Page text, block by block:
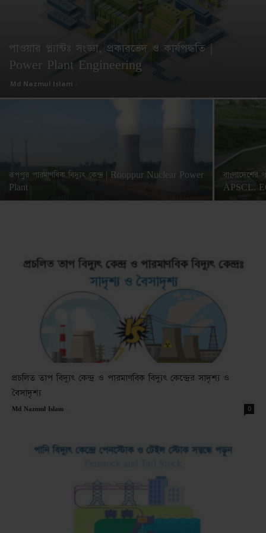
পাওয়ার প্ল্যান্টঃ সংজ্ঞা, প্রকারভেদ ও কার্যপদ্ধতি |
Power Plant Engineering
Md Nazmul Islam -
রূপপুর পারমাণবিক বিদ্যুৎ কেন্দ্র | Rooppur Nuclear Power
Plant
বাংলাদেশের
APSCL,
প্রচলিত তাপ বিদ্যুৎ কেন্দ্র ও পারমাণবিক বিদ্যুৎ কেন্দ্রের সাদৃশ্য ও
বৈসাদৃশ্য
Md Nazmul Islam 0